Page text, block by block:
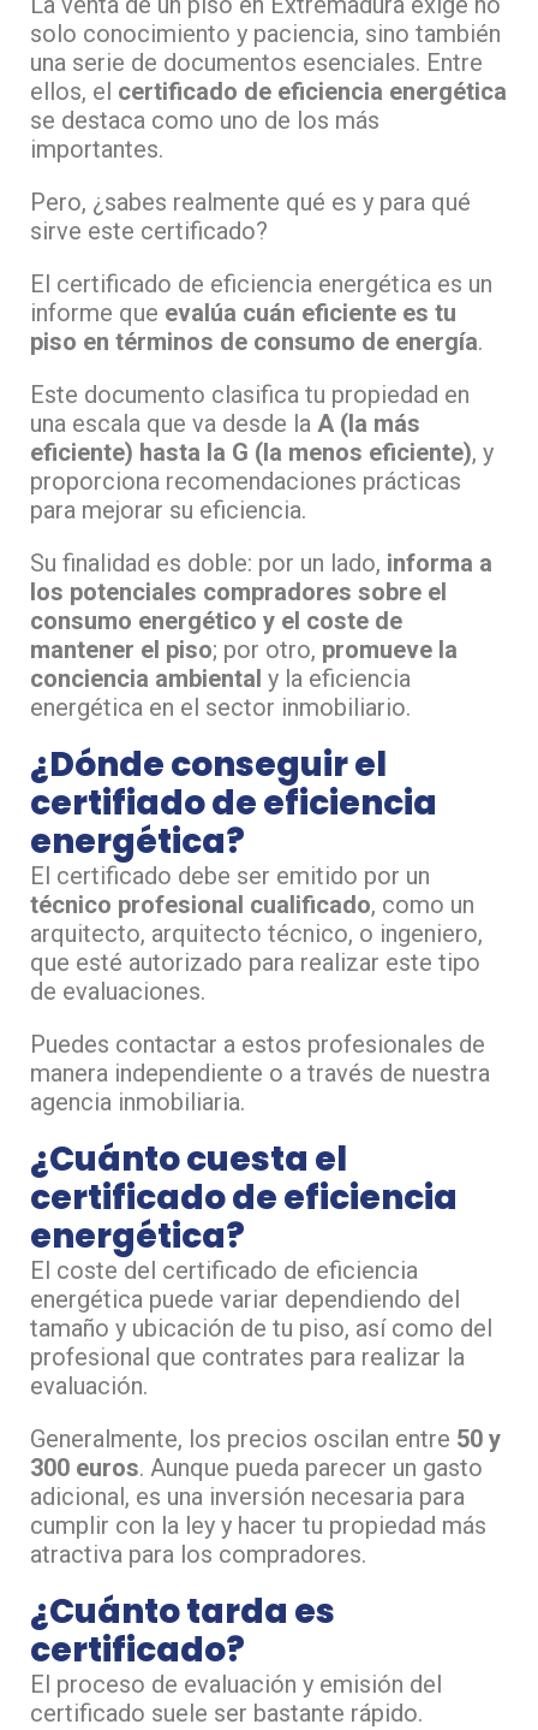
solo conocimiento y paciencia, sino también
una serie de documentos esenciales. Entre
ellos, el certificado de eficiencia energética
se destaca como uno de los más
importantes.
Pero, ¿sabes realmente qué es y para qué
sirve este certificado?
El certificado de eficiencia energética es un
informe que evalúa cuán eficiente es tu
piso en términos de consumo de energía.
Este documento clasifica tu propiedad en
una escala que va desde la A (la más
eficiente) hasta la G (la menos eficiente), y
proporciona recomendaciones prácticas
para mejorar su eficiencia.
Su finalidad es doble: por un lado, informa a
los potenciales compradores sobre el
consumo energético y el coste de
mantener el piso; por otro, promueve la
conciencia ambiental y la eficiencia
energética en el sector inmobiliario.
¿Dónde conseguir el
certifiado de eficiencia
energética?
El certificado debe ser emitido por un
técnico profesional cualificado, como un
arquitecto, arquitecto técnico, o ingeniero,
que esté autorizado para realizar este tipo
de evaluaciones.
Puedes contactar a estos profesionales de
manera independiente o a través de nuestra
agencia inmobiliaria.
¿Cuánto cuesta el
certificado de eficiencia
energética?
El coste del certificado de eficiencia
energética puede variar dependiendo del
tamaño y ubicación de tu piso, así como del
profesional que contrates para realizar la
evaluación.
Generalmente, los precios oscilan entre 50 y
300 euros. Aunque pueda parecer un gasto
adicional, es una inversión necesaria para
cumplir con la ley y hacer tu propiedad más
atractiva para los compradores.
¿Cuánto tarda es
certificado?
El proceso de evaluación y emisión del
certificado suele ser bastante rápido.